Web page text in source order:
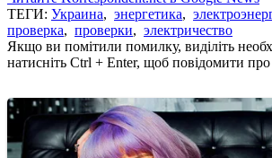
ТЕГИ: Украина, энергетика,
проверка, проверки, электричество
Якщо ви помітили помилку, виділіть
натисніть Ctrl + Enter, щоб повідомити